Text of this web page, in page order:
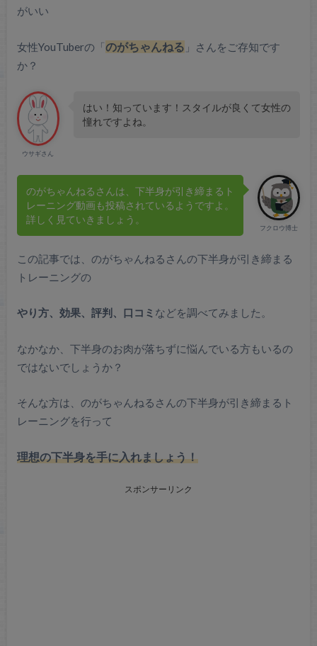
がいい
女性YouTuberの「のがちゃんねる 」さんをご存知です
か？
ウサギさん
はい！知っています！スタイルが良くて女性の
憧れですよね。
フクロウ博士
のがちゃんねるさんは、下半身が引き締まるト
レーニング動画も投稿されているようですよ。
詳しく見ていきましょう。
この記事では、のがちゃんねるさんの下半身が引き締まる
トレーニングの
やり方、効果、評判、口コミ などを調べてみました。
なかなか、下半身のお肉が落ちずに悩んでいる方もいるの
ではないでしょうか？
そんな方は、のがちゃんねるさんの下半身が引き締まるト
レーニングを行って
理想の下半身を手に入れましょう！
スポンサーリンク